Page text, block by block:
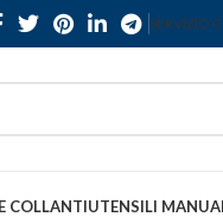
SERVIZIO
COLLANTIUTENSILI